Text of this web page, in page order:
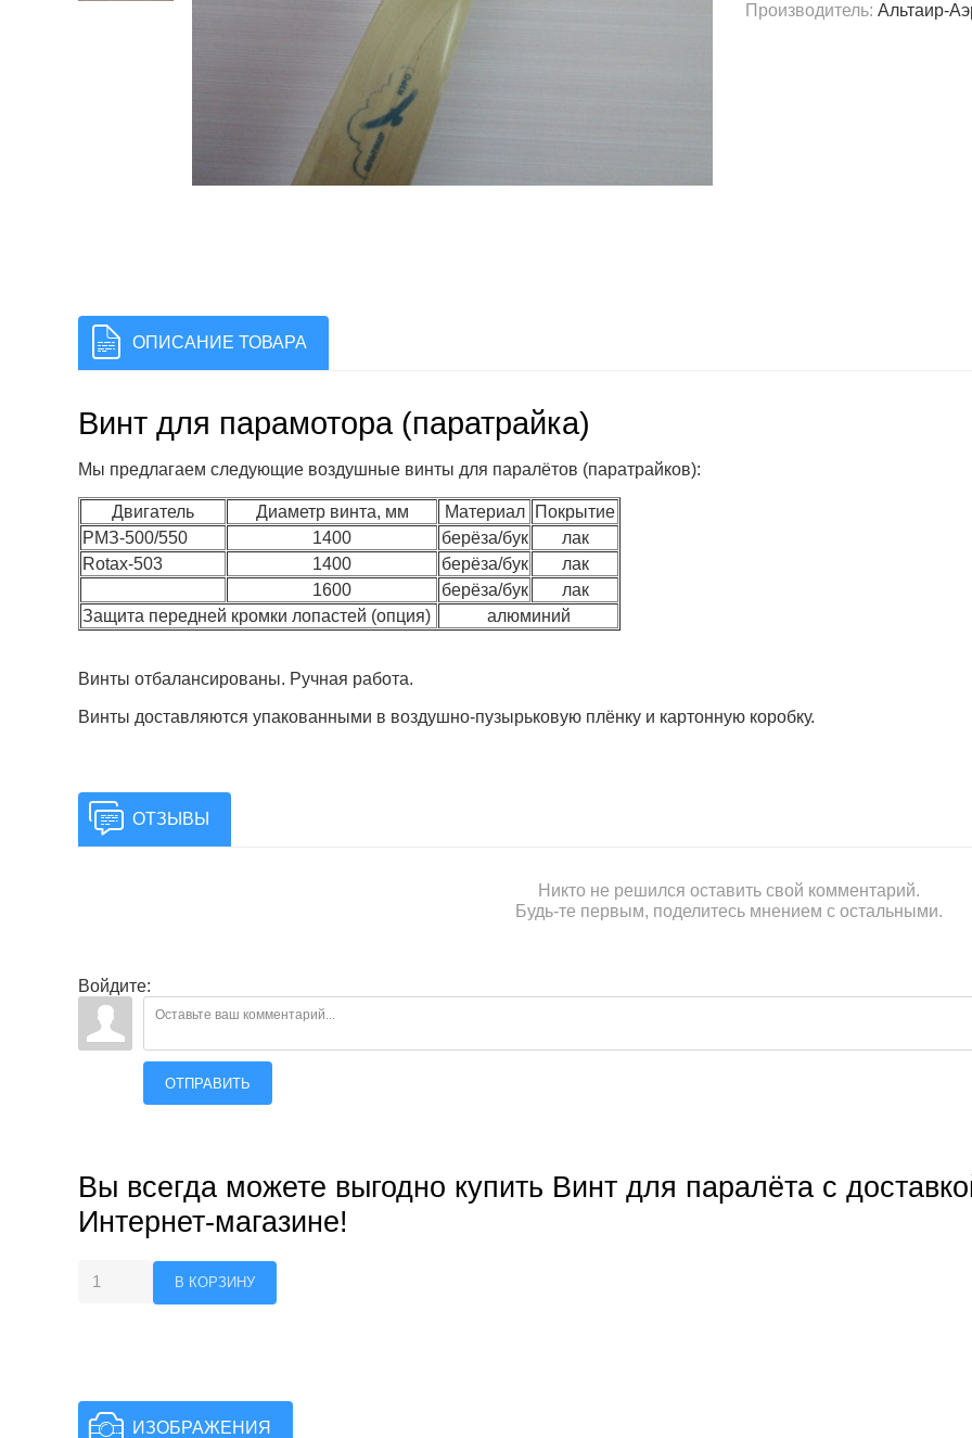
Производитель: Альтаир-
ОПИСАНИЕ ТОВАРА
Винт для парамотора (паратрайка)
Мы предлагаем следующие воздушные винты для паралётов (паратрайков):
Двигатель Диаметр винта, мм Материал
Покрытие
РМЗ-500/550
1400 берёза/бук
лак
Rotax-503
1400 берёза/бук
лак
1600
берёза/бук
лак
Защита передней кромки лопастей (опция)
алюминий
Винты отбалансированы. Ручная работа.
Винты доставляются упакованными в воздушно-пузырьковую плёнку и картонную коробку.
ОТЗЫВЫ
Никто не решился оставить свой комментарий.
Будь-те первым, поделитесь мнением с остальными.
Войдите:
ОТПРАВИТЬ
Вы всегда можете выгодно купить Винт для паралёта с
Интернет-магазине!
ИЗОБРАЖЕНИЯ